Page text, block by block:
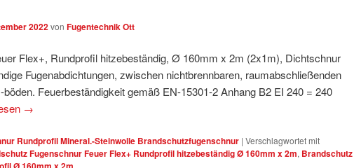
2022von Fugentechnik Ott
Flex+, Rundprofil hitzebeständig, Ø 160mm x 2m (2x1m), Dichtschnur
Fugenabdichtungen, zwischen nichtbrennbaren, raumabschließenden
Feuerbeständigkeit gemäß EN-15301-2 Anhang B2 EI 240 = 240
→
Rundprofil Mineral.-Steinwolle Brandschutzfugenschnur | Verschlagwortet mit
Fugenschnur Feuer Flex+ Rundprofil hitzebeständig Ø 160mm x 2m, Brandschutz